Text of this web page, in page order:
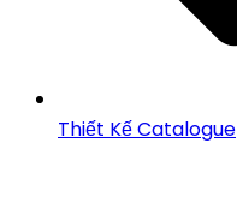
Thiết Kế Catalogue